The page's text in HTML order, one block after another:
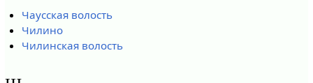
Чаусская волость
Чилино
Чилинская волость